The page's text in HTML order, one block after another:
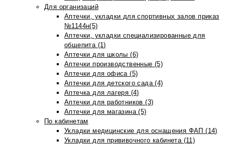
Для организаций
Аптечки, укладки для спортивных залов приказ
№1144н(5)
Аптечки, укладки специализированные для
общепита (1)
Аптечки для школы (6)
Аптечки производственные (5)
Аптечки для офиса (5)
Аптечки для детского сада (4)
Аптечка для лагеря (4)
Аптечки для работников (3)
Аптечки для магазина (5)
По кабинетам
Укладки медицинские для оснащения ФАП (14)
Укладки для прививочного кабинета (11)